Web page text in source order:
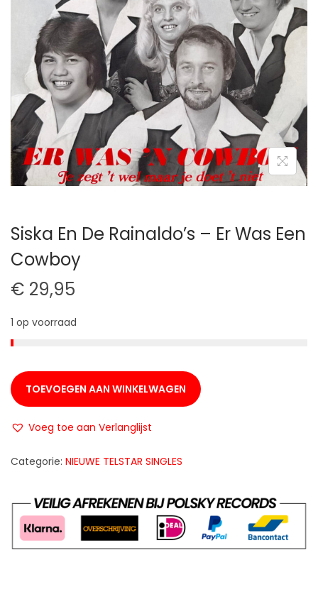
t
i
e
u
d
Siska En De Rainaldo’s – Er Was Een
Cowboy
€ 29,95
1 op voorraad
TOEVOEGEN AAN WINKELWAGEN
Voeg toe aan Verlanglijst
Categorie: NIEUWE TELSTAR SINGLES